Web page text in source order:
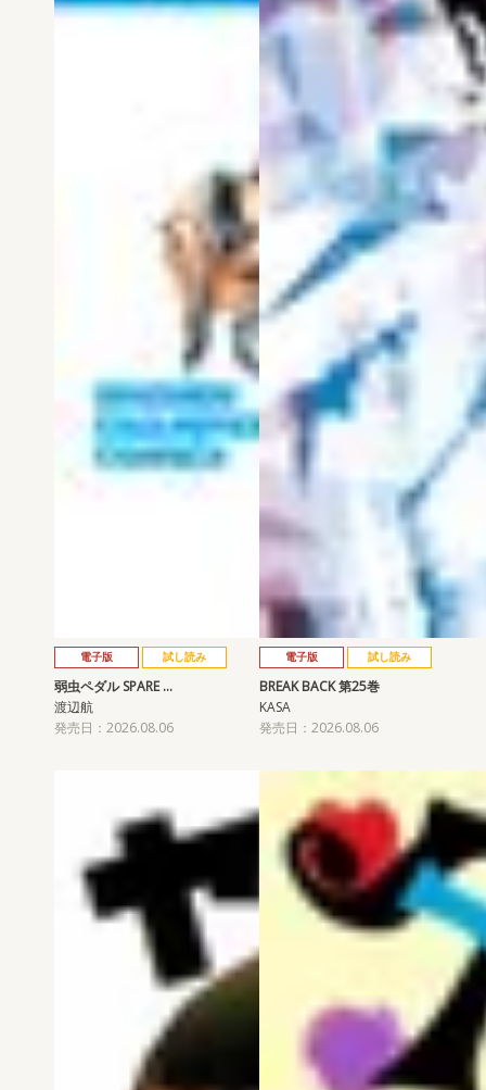
電子版 試し読み
弱虫ペダル SPARE …
渡辺航
発売日：2026.08.06
電子版 試し読み
BREAK BACK 第25巻
KASA
発売日：2026.08.06